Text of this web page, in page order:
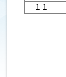
１１